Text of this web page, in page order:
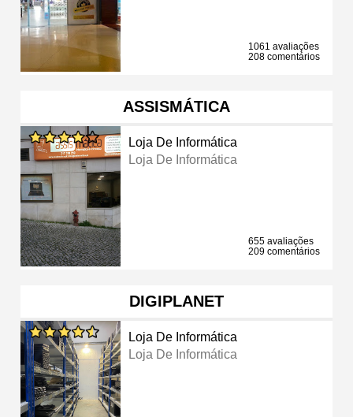
1061 avaliações
208 comentários
ASSISMÁTICA
Loja De Informática
Loja De Informática
655 avaliações
209 comentários
DIGIPLANET
Loja De Informática
Loja De Informática